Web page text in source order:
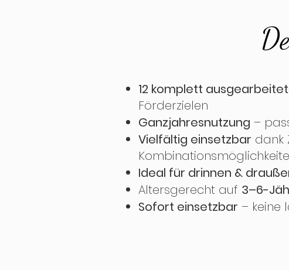
12 komplett
Förderzielen
Ganzjahresnutzung –
Vielfältig einsetzbar dank
Ideal für drinnen &
Altersgerecht auf 3–6-
Sofort einsetzbar – keine